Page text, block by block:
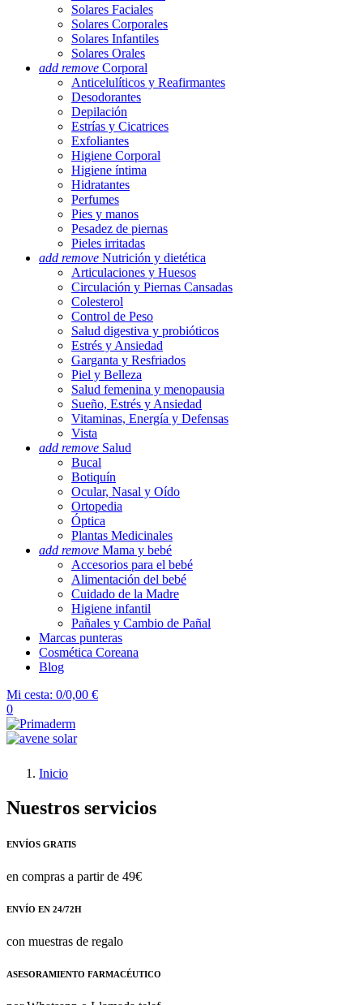
Solares Faciales
Solares Corporales
Solares Infantiles
Solares Orales
add remove Corporal
Anticelulíticos y Reafirmantes
Desodorantes
Depilación
Estrías y Cicatrices
Exfoliantes
Higiene Corporal
Higiene íntima
Hidratantes
Perfumes
Pies y manos
Pesadez de piernas
Pieles irritadas
add remove Nutrición y dietética
Articulaciones y Huesos
Circulación y Piernas Cansadas
Colesterol
Control de Peso
Salud digestiva y probióticos
Estrés y Ansiedad
Garganta y Resfriados
Piel y Belleza
Salud femenina y menopausia
Sueño, Estrés y Ansiedad
Vitaminas, Energía y Defensas
Vista
add remove Salud
Bucal
Botiquín
Ocular, Nasal y Oído
Ortopedia
Óptica
Plantas Medicinales
add remove Mama y bebé
Accesorios para el bebé
Alimentación del bebé
Cuidado de la Madre
Higiene infantil
Pañales y Cambio de Pañal
Marcas punteras
Cosmética Coreana
Blog
Mi cesta: 0/0,00 €
0
Inicio
Nuestros servicios
ENVÍOS GRATIS
en compras a partir de 49€
ENVÍO EN 24/72H
con muestras de regalo
ASESORAMIENTO FARMACÉUTICO